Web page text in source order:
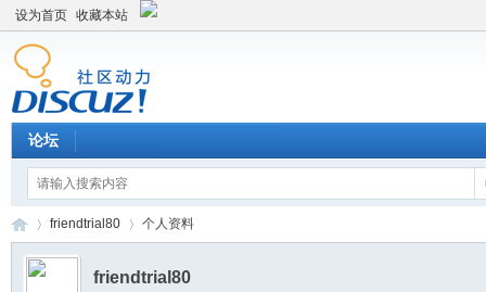
设为首页 收藏本站
论坛
friendtrial80 个人资料
friendtrial80